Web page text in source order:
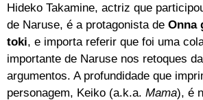
Hideko Takamine, actriz que
de Naruse, é a protagonista de Onna
toki, e importa referir que foi uma
importante de Naruse nos retoques
argumentos. A profundidade que
personagem, Keiko (a.k.a. Mama), é